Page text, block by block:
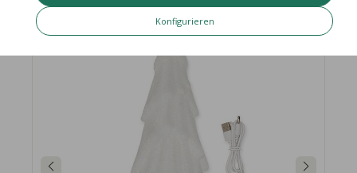
Konfigurieren